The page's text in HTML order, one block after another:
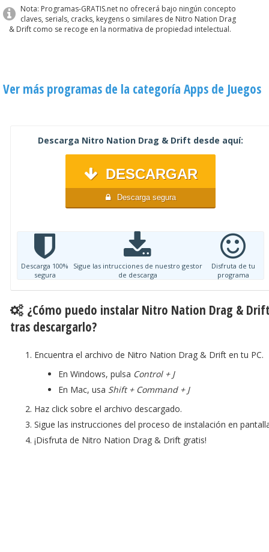
Nota: Programas-GRATIS.net no ofrecerá bajo ningún concepto
claves, serials, cracks, keygens o similares de Nitro Nation Drag
& Drift como se recoge en la normativa de propiedad intelectual.
Ver más programas de la categoría Apps de Juegos
Descarga Nitro Nation Drag & Drift desde aquí:
DESCARGAR
Descarga segura
Descarga 100%
segura
Sigue las intrucciones de nuestro gestor
de descarga
Disfruta de tu
programa
¿Cómo puedo instalar Nitro Nation Drag &
tras descargarlo?
Encuentra el archivo de Nitro Nation Drag & Drift en tu PC.
En Windows, pulsa Control + J
En Mac, usa Shift + Command + J
Haz click sobre el archivo descargado.
Sigue las instrucciones del proceso de instalación en
¡Disfruta de Nitro Nation Drag & Drift gratis!